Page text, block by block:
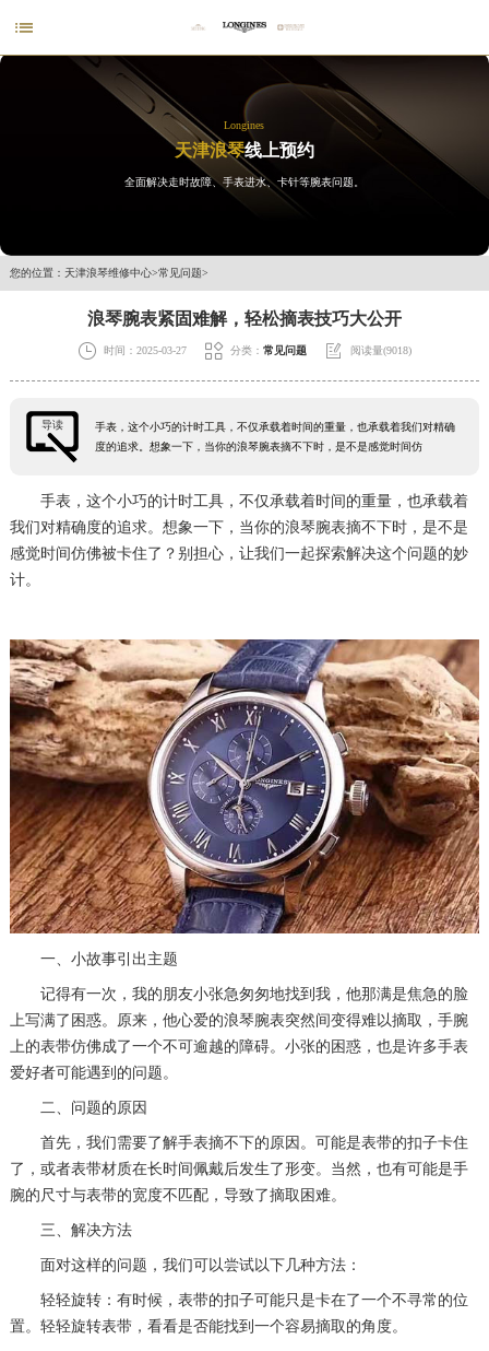

Longines
天津浪琴线上预约
全面解决走时故障、手表进水、卡针等腕表问题。
您的位置： 天津浪琴维修中心>常见问题>
浪琴腕表紧固难解，轻松摘表技巧大公开
 时间：2025-03-27  分类： 常见问题  阅读量(9018)
导读
手表，这个小巧的计时工具，不仅承载着时间的重量，也承载着我们对精确
度的追求。想象一下，当你的浪琴腕表摘不下时，是不是感觉时间仿
手表，这个小巧的计时工具，不仅承载着时间的重量，也承载着
我们对精确度的追求。想象一下，当你的浪琴腕表摘不下时，是不是
感觉时间仿佛被卡住了？别担心，让我们一起探索解决这个问题的妙
计。
一、小故事引出主题
记得有一次，我的朋友小张急匆匆地找到我，他那满是焦急的脸
上写满了困惑。原来，他心爱的浪琴腕表突然间变得难以摘取，手腕
上的表带仿佛成了一个不可逾越的障碍。小张的困惑，也是许多手表
爱好者可能遇到的问题。
二、问题的原因
首先，我们需要了解手表摘不下的原因。可能是表带的扣子卡住
了，或者表带材质在长时间佩戴后发生了形变。当然，也有可能是手
腕的尺寸与表带的宽度不匹配，导致了摘取困难。
三、解决方法
面对这样的问题，我们可以尝试以下几种方法：
轻轻旋转：有时候，表带的扣子可能只是卡在了一个不寻常的位
置。轻轻旋转表带，看看是否能找到一个容易摘取的角度。